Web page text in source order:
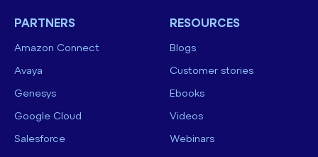
PARTNERS
Amazon Connect
Avaya
Genesys
Google Cloud
Salesforce
RESOURCES
Blogs
Customer stories
Ebooks
Videos
Webinars